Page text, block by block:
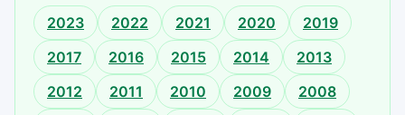
2023 2022 2021 2020
2019
2017
2016 2015 2014
2013
2012
2011 2010 2009 2008